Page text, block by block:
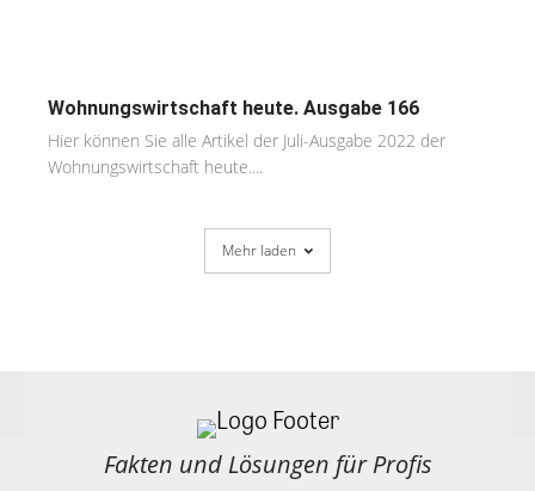
Wohnungswirtschaft heute. Ausgabe 166
Hier können Sie alle Artikel der Juli-Ausgabe 2022 der
Wohnungswirtschaft heute....
Mehr laden
Fakten und Lösungen für Profis